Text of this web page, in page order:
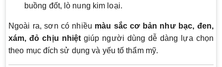
buồng đốt, lò nung kim loại.
Ngoài ra, sơn có nhiều màu sắc cơ bản như bạc, đen,
xám, đỏ chịu nhiệt giúp người dùng dễ dàng lựa chọn
theo mục đích sử dụng và yếu tố thẩm mỹ.